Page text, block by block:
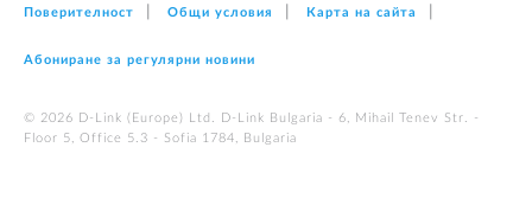
Поверителност Общи условия Карта на сайта
Абониране за регулярни новини
© 2026 D‑Link (Europe) Ltd. D-Link Bulgaria - 6, Mihail Tenev Str. -
Floor 5, Office 5.3 - Sofia 1784, Bulgaria